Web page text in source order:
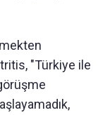
"Türkiye ile